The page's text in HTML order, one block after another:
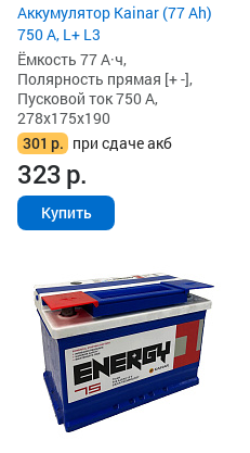
Аккумулятор Kainar (77 Ah)
750 А, L+ L3
Ёмкость 77 А·ч,
Полярность прямая [+ -],
Пусковой ток 750 А,
278x175x190
301 р. при сдаче акб
323р.
Купить